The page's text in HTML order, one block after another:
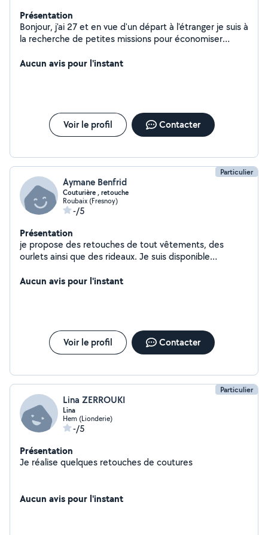
Présentation
Bonjour, j'ai 27 et en vue d'un départ à l'étranger je suis à
la recherche de petites missions pour économiser
animaux, de la couture et autres services.
Aucun avis pour l'instant
Voir le profil Contacter
Particulier
Aymane Benfrid
Couturière , retouche
Roubaix (Fresnoy)
-/5
Présentation
je propose des retouches de tout vêtements, des
ourlets ainsi que des rideaux. Je suis disponible
de 30 ans.
Aucun avis pour l'instant
Voir le profil Contacter
Particulier
Lina ZERROUKI
Lina
Hem (Lionderie)
-/5
Présentation
Je réalise quelques retouches de coutures
Aucun avis pour l'instant